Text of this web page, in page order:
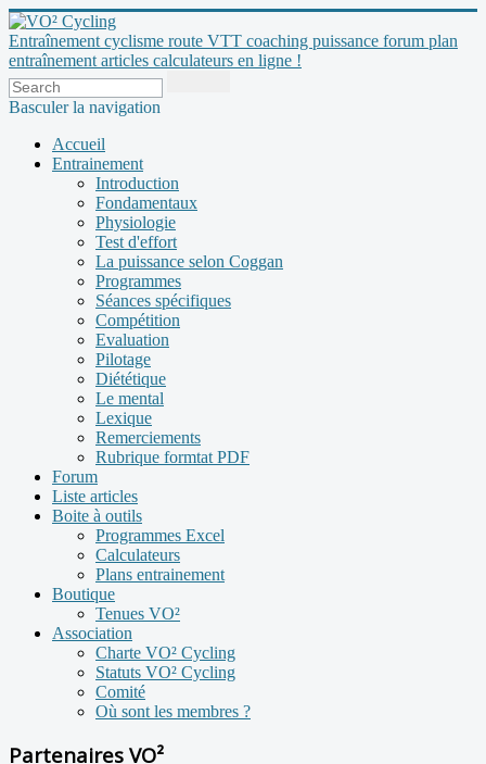
Entraînement cyclisme route VTT coaching puissance forum plan
entraînement articles calculateurs en ligne !
Basculer la navigation
Accueil
Entrainement
Introduction
Fondamentaux
Physiologie
Test d'effort
La puissance selon Coggan
Programmes
Séances spécifiques
Compétition
Evaluation
Pilotage
Diététique
Le mental
Lexique
Remerciements
Rubrique formtat PDF
Forum
Liste articles
Boite à outils
Programmes Excel
Calculateurs
Plans entrainement
Boutique
Tenues VO²
Association
Charte VO² Cycling
Statuts VO² Cycling
Comité
Où sont les membres ?
Partenaires VO²